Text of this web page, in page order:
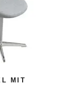
MIT